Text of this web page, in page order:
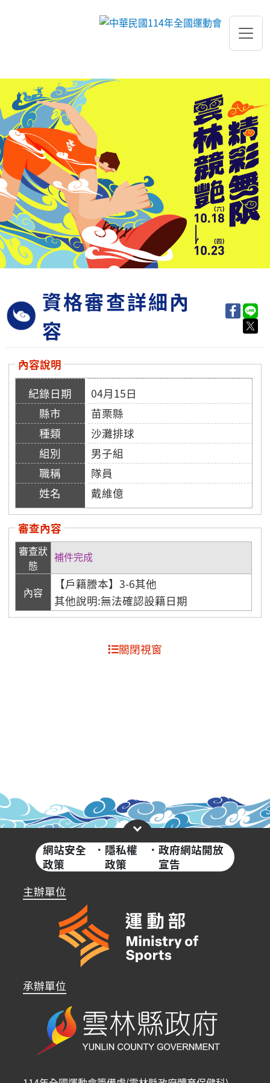
跳到主要內容
資格審查詳細內
容
內容說明
04月15日
苗栗縣
沙灘排球
男子組
隊員
戴維億
審查內容
審查狀
態
補件完成
內容
【戶籍謄本】3-6其他
其他說明:無法確認設籍日期
關閉視窗
網站安全
政策
· 隱私權
政策
·政府網站開放
宣告
主辦單位
承辦單位